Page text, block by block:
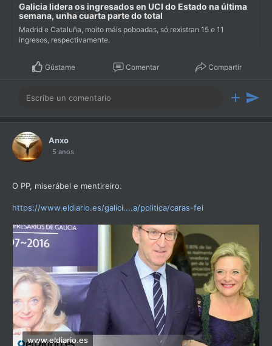
Galicia lidera os ingresados en UCI do Estado na última
semana, unha cuarta parte do total
Madrid e Cataluña, moito máis poboadas, só rexistran 15 e 11
ingresos, respectivamente.
Gústame Comentar Compartir
Anxo
5 anos
O PP, miserábel e mentireiro.
https://www.eldiario.es/galici....a/politica/caras-fei
www.eldiario.es